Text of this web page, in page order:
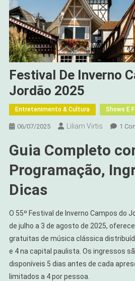
Festival De Inverno
Jordão 2025
Entretenimento & Cultura Shows E
06/07/2025 Liliam Virtis 1
Guia Completo
Programação,
Dicas
O 55º Festival de Inverno Campos do
de julho a 3 de agosto de 2025,
gratuitas de música clássica
e 4 na capital paulista. Os ingressos
disponíveis 5 dias antes de cada
limitados a 4 por pessoa.